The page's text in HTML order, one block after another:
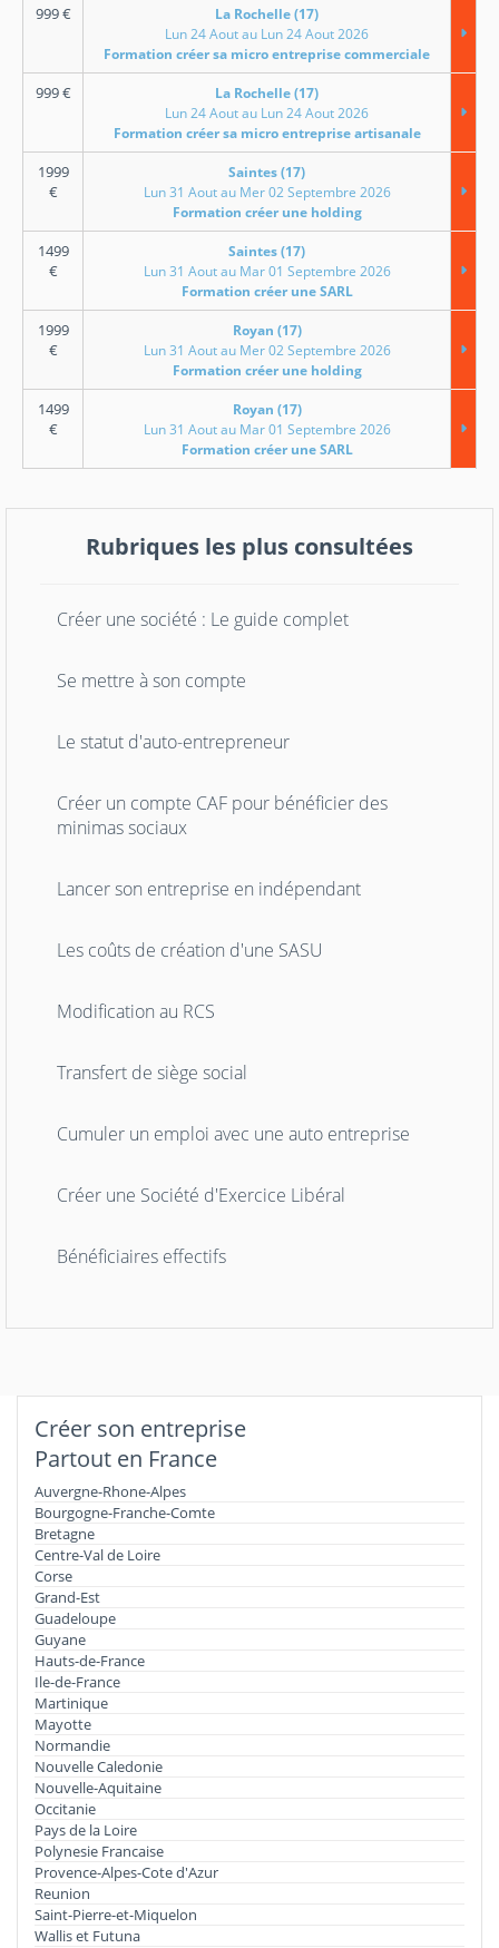
999€
La Rochelle (17)
Lun 24 Aout au Lun 24 Aout 2026
Formation créer sa micro entreprise commerciale
999€
La Rochelle (17)
Lun 24 Aout au Lun 24 Aout 2026
Formation créer sa micro entreprise artisanale
1999
€
Saintes (17)
Lun 31 Aout au Mer 02 Septembre 2026
Formation créer une holding
1499
€
Saintes (17)
Lun 31 Aout au Mar 01 Septembre 2026
Formation créer une SARL
1999
€
Royan (17)
Lun 31 Aout au Mer 02 Septembre 2026
Formation créer une holding
1499
€
Royan (17)
Lun 31 Aout au Mar 01 Septembre 2026
Formation créer une SARL
Rubriques les plus consultées
Créer une société : Le guide complet
Se mettre à son compte
Le statut d'auto-entrepreneur
Créer un compte CAF pour bénéficier des
minimas sociaux
Lancer son entreprise en indépendant
Les coûts de création d'une SASU
Modification au RCS
Transfert de siège social
Cumuler un emploi avec une auto entreprise
Créer une Société d'Exercice Libéral
Bénéficiaires effectifs
Créer son entreprise
Partout en France
Auvergne-Rhone-Alpes
Bourgogne-Franche-Comte
Bretagne
Centre-Val de Loire
Corse
Grand-Est
Guadeloupe
Guyane
Hauts-de-France
Ile-de-France
Martinique
Mayotte
Normandie
Nouvelle Caledonie
Nouvelle-Aquitaine
Occitanie
Pays de la Loire
Polynesie Francaise
Provence-Alpes-Cote d'Azur
Reunion
Saint-Pierre-et-Miquelon
Wallis et Futuna